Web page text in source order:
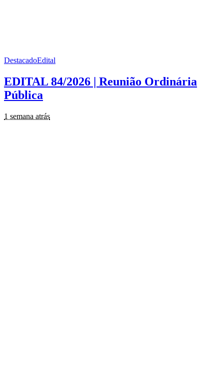
DestacadoEdital
EDITAL 84/2026 | Reunião Ordinária
Pública
1 semana atrás